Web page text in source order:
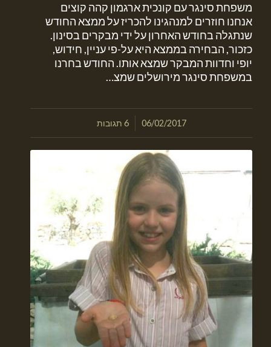
משפחת סינגר עם קונכית ארגמון קהה קוצים
אנחנו חוזרים למנהגינו להכריז על ממצא החודש
שנתגלה בחודש האחרון על ידי מבקרים בסינון.
כזכור, הבחירה בממצא היא על-פי עניין, חידוש,
יופי וחדוות המבקר שמצא אותו. החודש בחרנו
במשפחת סינגר מירושלים שמצ…
06/02/2017
/ 6 תגובות